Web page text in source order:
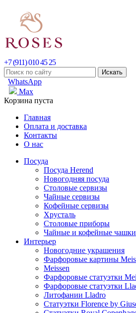
+7 (911) 010 45 25
WhatsApp
Max
Корзина пуста
Главная
Оплата и доставка
Контакты
О нас
Посуда
Посуда Herend
Новогодняя посуда
Столовые сервизы
Чайные сервизы
Кофейные сервизы
Хрусталь
Столовые приборы
Чайные и кофейные чашки
Интерьер
Новогодние украшения
Фарфоровые картины
Meissen
Фарфоровые статуэтки
Фарфоровые статуэтки
Литофании Lladro
Статуэтки Florence by